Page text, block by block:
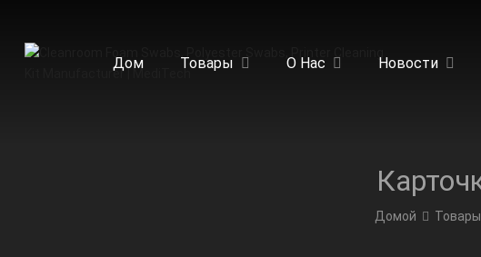
Дом Товары О Нас Новости
Домой Товары